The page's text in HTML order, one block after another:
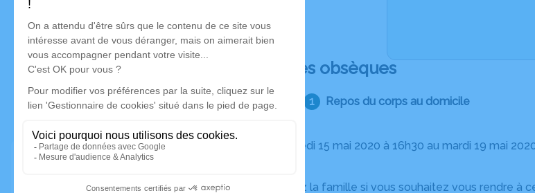
Déroulé des obsèques
Repos du corps au domicile